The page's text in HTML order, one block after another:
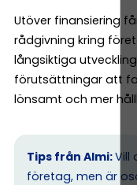
Utöver finansiering
rådgivning kring
långsiktiga
förutsättningar att
lönsamt och mer
Tips från Almi:Vill
företag, men är